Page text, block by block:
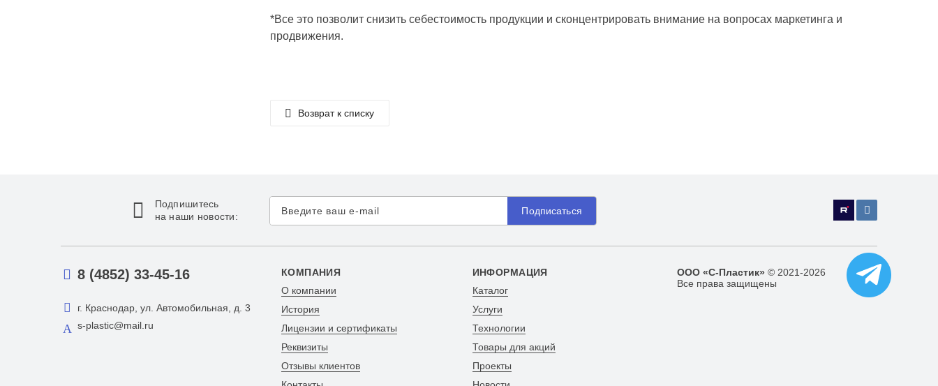
*Все это позволит снизить себестоимость продукции и сконцентрировать внимание на вопросах маркетинга и
продвижения.
Возврат к списку
Подпишитесь
на наши новости:
Подписаться
8 (4852) 33-45-16
г. Краснодар, ул. Автомобильная, д. 3
s-plastic@mail.ru
КОМПАНИЯ
О компании
История
Лицензии и сертификаты
Реквизиты
Отзывы клиентов
ИНФОРМАЦИЯ
Каталог
Услуги
Технологии
Товары для акций
Проекты
ООО «С-Пластик» © 2021-2026
Все права защищены